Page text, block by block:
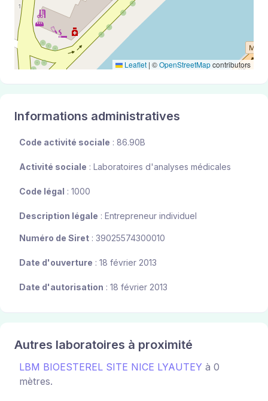
Leaflet | ©OpenStreetMapcontributors
Informations administratives
Code activité sociale : 86.90B
Activité sociale : Laboratoires d'analyses médicales
Code légal : 1000
Description légale : Entrepreneur individuel
Numéro de Siret : 39025574300010
Date d'ouverture : 18 février 2013
Date d'autorisation : 18 février 2013
Autres laboratoires à proximité
LBM BIOESTEREL SITE NICE LYAUTEY à 0
mètres.